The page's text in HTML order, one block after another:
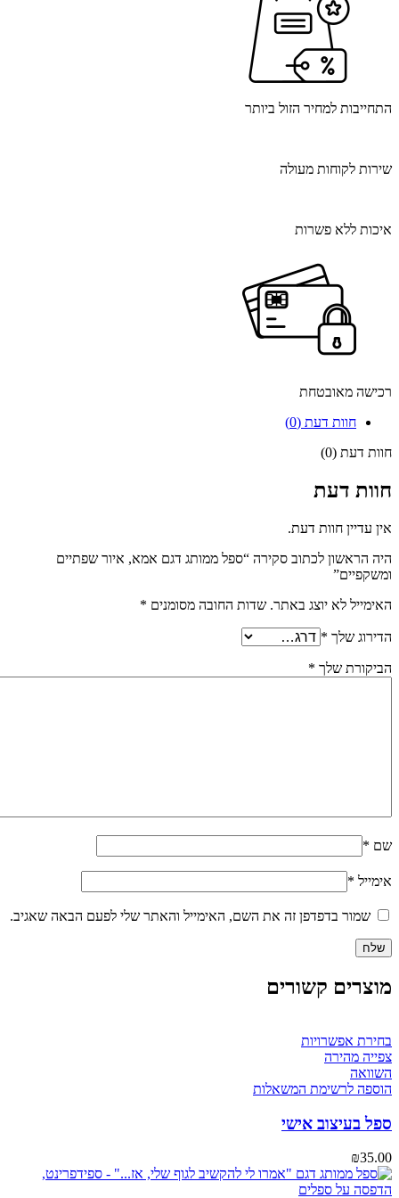
התחייבות למחיר הזול ביותר
שירות לקוחות מעולה
איכות ללא פשרות
רכישה מאובטחת
חוות דעת (0)
חוות דעת (0)
חוות דעת
אין עדיין חוות דעת.
היה הראשון לכתוב סקירה “ספל ממותג דגם אמא, איור שפתיים
ומשקפיים”
האימייל לא יוצג באתר. שדות החובה מסומנים *
הדירוג שלך *
הביקורת שלך *
שם *
אימייל *
שמור בדפדפן זה את השם, האימייל והאתר שלי לפעם הבאה שאגיב.
מוצרים קשורים
בחירת אפשרויות
צפייה מהירה
השוואה
הוספה לרשימת המשאלות
ספל בעיצוב אישי
₪35.00